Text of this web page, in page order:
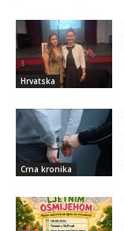
Hrvatska
Crna kronika